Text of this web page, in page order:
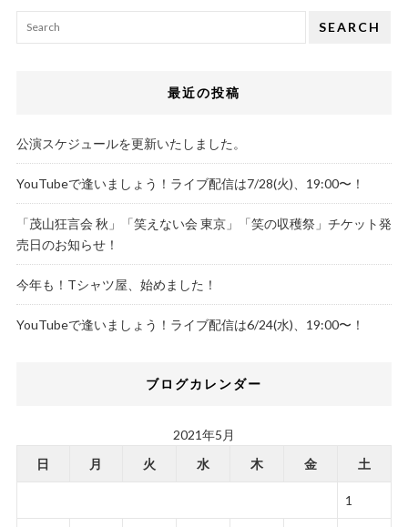
SEARCH
最近の投稿
公演スケジュールを更新いたしました。
YouTubeで逢いましょう！ライブ配信は7/28(火)、19:00〜！
「茂山狂言会 秋」「笑えない会 東京」「笑の収穫祭」チケット発
売日のお知らせ！
今年も！Tシャツ屋、始めました！
YouTubeで逢いましょう！ライブ配信は6/24(水)、19:00〜！
ブログカレンダー
2021年5月
日
月 火 水 木 金 土
1